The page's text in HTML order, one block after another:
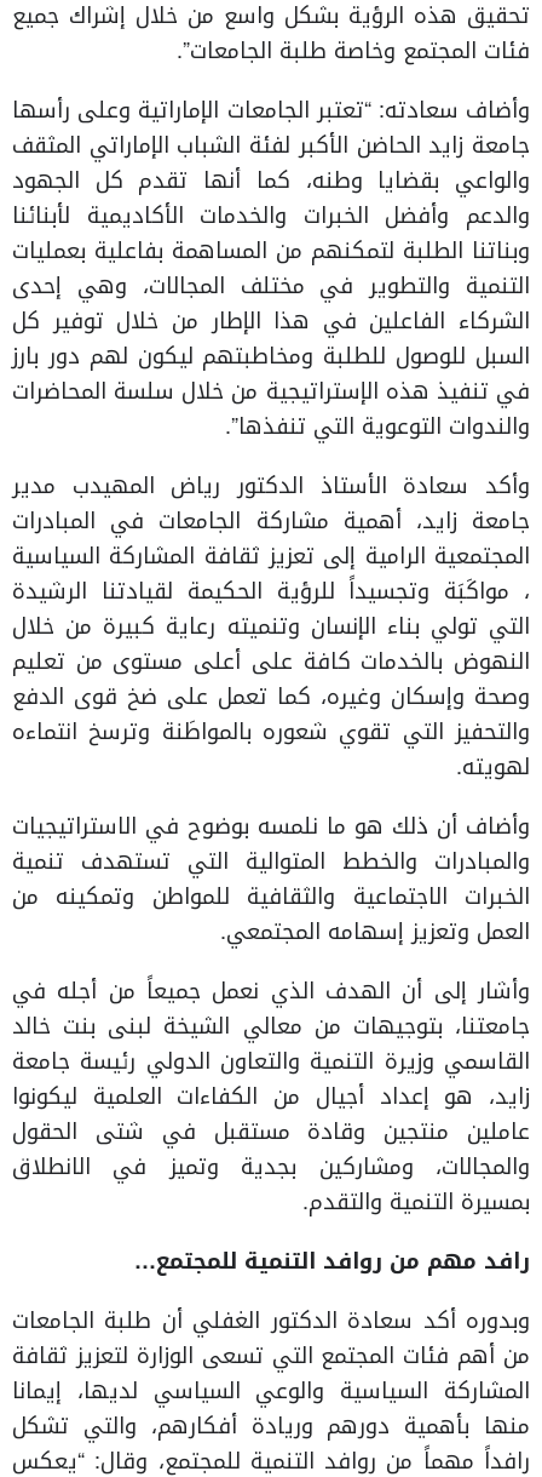
تحقيق هذه الرؤية بشكل واسع من خلال إشراك جميع
فئات المجتمع وخاصة طلبة الجامعات”.
وأضاف سعادته: “تعتبر الجامعات الإماراتية وعلى رأسها
جامعة زايد الحاضن الأكبر لفئة الشباب الإماراتي المثقف
والواعي بقضايا وطنه، كما أنها تقدم كل الجهود
والدعم وأفضل الخبرات والخدمات الأكاديمية لأبنائنا
وبناتنا الطلبة لتمكنهم من المساهمة بفاعلية بعمليات
التنمية والتطوير في مختلف المجالات، وهي إحدى
الشركاء الفاعلين في هذا الإطار من خلال توفير كل
السبل للوصول للطلبة ومخاطبتهم ليكون لهم دور بارز
في تنفيذ هذه الإستراتيجية من خلال سلسة المحاضرات
والندوات التوعوية التي تنفذها”.
وأكد سعادة الأستاذ الدكتور رياض المهيدب مدير
جامعة زايد، أهمية مشاركة الجامعات في المبادرات
المجتمعية الرامية إلى تعزيز ثقافة المشاركة السياسية
، مواكَبَة وتجسيداً للرؤية الحكيمة لقيادتنا الرشيدة
التي تولي بناء الإنسان وتنميته رعاية كبيرة من خلال
النهوض بالخدمات كافة على أعلى مستوى من تعليم
وصحة وإسكان وغيره، كما تعمل على ضخ قوى الدفع
والتحفيز التي تقوي شعوره بالمواطَنة وترسخ انتماءه
لهويته.
وأضاف أن ذلك هو ما نلمسه بوضوح في الاستراتيجيات
والمبادرات والخطط المتوالية التي تستهدف تنمية
الخبرات الاجتماعية والثقافية للمواطن وتمكينه من
العمل وتعزيز إسهامه المجتمعي.
وأشار إلى أن الهدف الذي نعمل جميعاً من أجله في
جامعتنا، بتوجيهات من معالي الشيخة لبنى بنت خالد
القاسمي وزيرة التنمية والتعاون الدولي رئيسة جامعة
زايد، هو إعداد أجيال من الكفاءات العلمية ليكونوا
عاملين منتجين وقادة مستقبل في شتى الحقول
والمجالات، ومشاركين بجدية وتميز في الانطلاق
بمسيرة التنمية والتقدم.
رافد مهم من روافد التنمية للمجتمع…
وبدوره أكد سعادة الدكتور الغفلي أن طلبة الجامعات
من أهم فئات المجتمع التي تسعى الوزارة لتعزيز ثقافة
المشاركة السياسية والوعي السياسي لديها، إيمانا
منها بأهمية دورهم وريادة أفكارهم، والتي تشكل
رافداً مهماً من روافد التنمية للمجتمع، وقال: “يعكس